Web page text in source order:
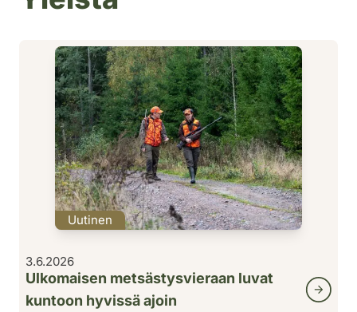
Uutinen
3.6.2026
Ulkomaisen metsästysvieraan luvat
kuntoon hyvissä ajoin